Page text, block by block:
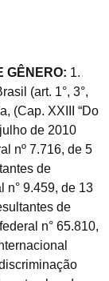
GÊNERO: 1.
(art. 1°, 3°,
(Cap. XXIII “Do
de 2010
nº 7.716, de 5
de
n° 9.459, de 13
de
n° 65.810,